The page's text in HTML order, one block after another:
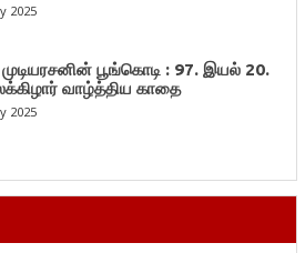
2025
பூங்கொடி : 97. இயல் 20.
வாழ்த்திய காதை
2025